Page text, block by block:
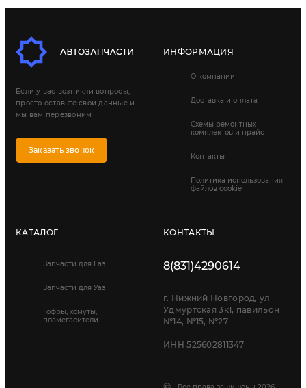
Если у вас возникли вопросы,
просто оставьте свои данные и
мы вам перезвоним
Заказать звонок
ИНФОРМАЦИЯ
О компании
Доставка и оплата
Схемы ремонтных
комплектов и прайс
Контакты
Политика использования
файлов cookie
КАТАЛОГ
Запчасти для Газ
Запчасти для Уаз
Гофры, хомуты,
пламегасители
КОНТАКТЫ
8(831)4290614
г. Нижний Новгород, ул
Удмуртская 3к1, павильон
№14, №15, №27
ИНН 525602811347